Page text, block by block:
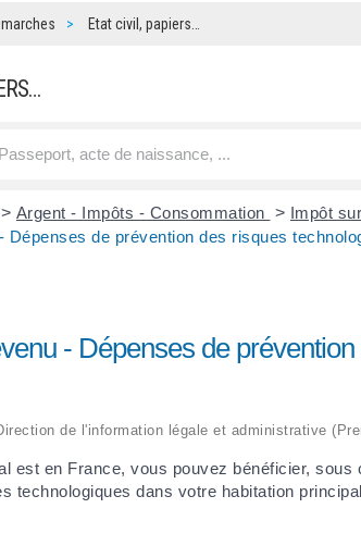
Etat civil, papiers…
> Argent - Impôts - Consommation > Impôt
Dépenses de prévention des risques
- Dépenses de
de l'information légale et administrative
est en France, vous pouvez bénéficier,
technologiques dans votre habitation